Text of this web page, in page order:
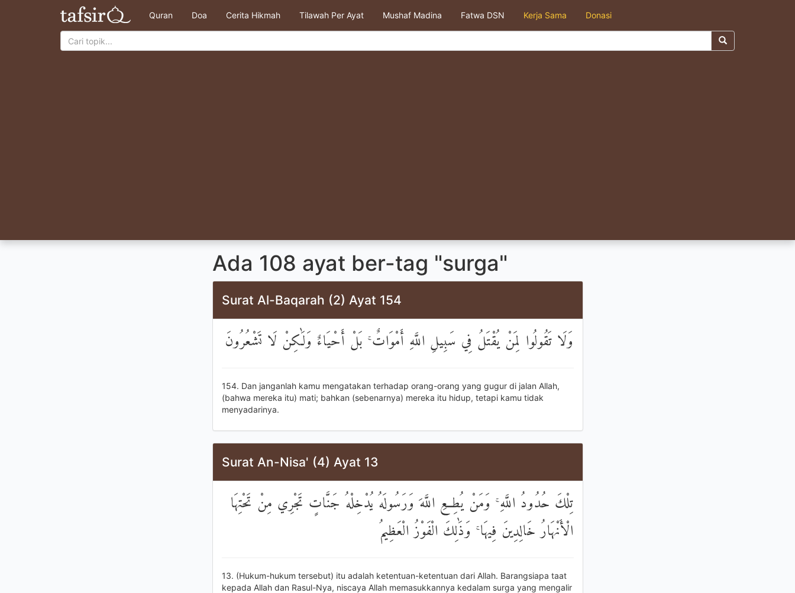
Quran Doa Cerita Hikmah Tilawah Per Ayat Mushaf Madina Fatwa DSN Kerja Sama Donasi
Ada 108 ayat ber-tag "surga"
Surat Al-Baqarah (2) Ayat 154
وَلَا تَقُولُوا لِمَنْ يُقْتَلُ فِي سَبِيلِ اللَّهِ أَمْوَاتٌ ۚ بَلْ أَحْيَاءٌ وَلَٰكِنْ لَا تَشْعُرُونَ
154. Dan janganlah kamu mengatakan terhadap orang-orang yang gugur di jalan Allah,
(bahwa mereka itu) mati; bahkan (sebenarnya) mereka itu hidup, tetapi kamu tidak
menyadarinya.
Surat An-Nisa' (4) Ayat 13
تِلْكَ حُدُودُ اللَّهِ ۚ وَمَنْ يُطِعِ اللَّهَ وَرَسُولَهُ يُدْخِلْهُ جَنَّاتٍ تَجْرِي مِنْ تَحْتِهَا
الْأَنْهَارُ خَالِدِينَ فِيهَا ۚ وَذَٰلِكَ الْفَوْزُ الْعَظِيمُ
13. (Hukum-hukum tersebut) itu adalah ketentuan-ketentuan dari Allah. Barangsiapa taat
kepada Allah dan Rasul-Nya, niscaya Allah memasukkannya kedalam surga yang mengalir